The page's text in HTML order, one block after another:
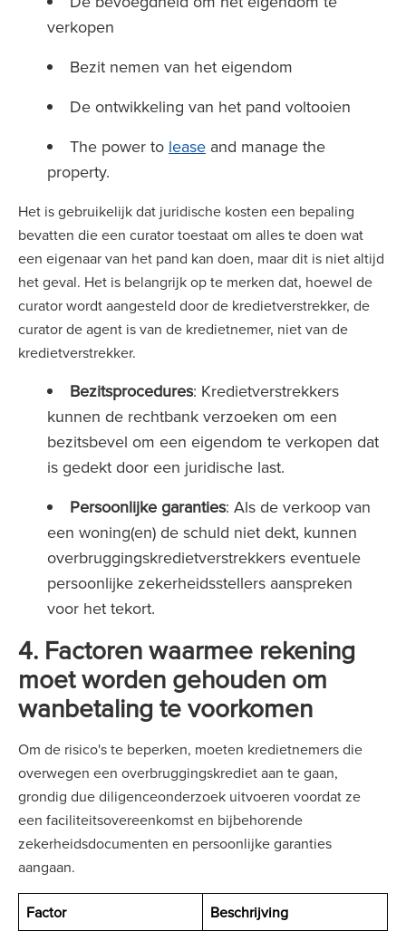
verkopen
Bezit nemen van het eigendom
De ontwikkeling van het pand voltooien
The power to lease and manage the
property.
Het is gebruikelijk dat juridische kosten een bepaling
bevatten die een curator toestaat om alles te doen wat
een eigenaar van het pand kan doen, maar dit is niet altijd
het geval. Het is belangrijk op te merken dat, hoewel de
curator wordt aangesteld door de kredietverstrekker, de
curator de agent is van de kredietnemer, niet van de
kredietverstrekker.
Bezitsprocedures: Kredietverstrekkers
kunnen de rechtbank verzoeken om een
bezitsbevel om een eigendom te verkopen dat
is gedekt door een juridische last.
Persoonlijke garanties: Als de verkoop van
een woning(en) de schuld niet dekt, kunnen
overbruggingskredietverstrekkers eventuele
persoonlijke zekerheidsstellers aanspreken
voor het tekort.
4. Factoren waarmee rekening
moet worden gehouden om
wanbetaling te voorkomen
Om de risico's te beperken, moeten kredietnemers die
overwegen een overbruggingskrediet aan te gaan,
grondig due diligenceonderzoek uitvoeren voordat ze
een faciliteitsovereenkomst en bijbehorende
zekerheidsdocumenten en persoonlijke garanties
aangaan.
Factor Beschrijving